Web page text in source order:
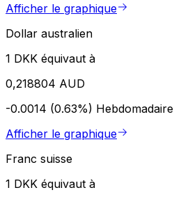
Afficher le graphique
Dollar australien
1 DKK équivaut à
0,218804 AUD
-0.0014 (0.63%) Hebdomadaire
Afficher le graphique
Franc suisse
1 DKK équivaut à